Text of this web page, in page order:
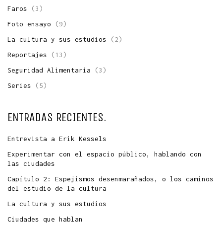
Faros (3)
Foto ensayo (9)
La cultura y sus estudios (2)
Reportajes (13)
Seguridad Alimentaria (3)
Series (5)
ENTRADAS RECIENTES.
Entrevista a Erik Kessels
Experimentar con el espacio público, hablando con
las ciudades
Capítulo 2: Espejismos desenmarañados, o los caminos
del estudio de la cultura
La cultura y sus estudios
Ciudades que hablan